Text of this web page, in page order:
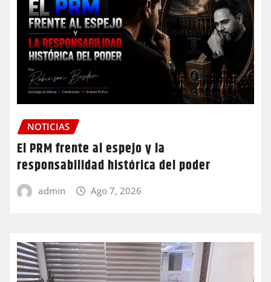
NOTICIAS
El PRM frente al espejo y la
responsabilidad histórica del poder
admin Ago 7, 2026